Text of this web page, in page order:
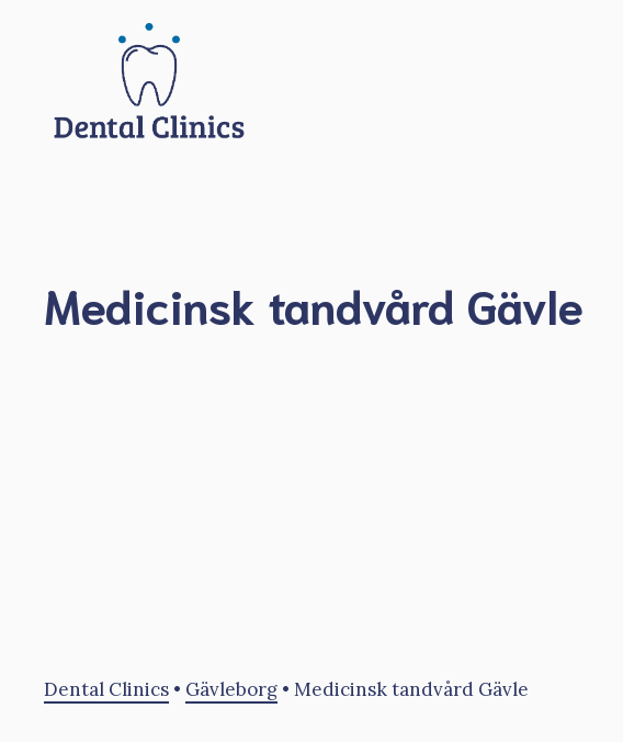
Medicinsk tandvård Gävle
Dental Clinics • Gävleborg • Medicinsk tandvård Gävle